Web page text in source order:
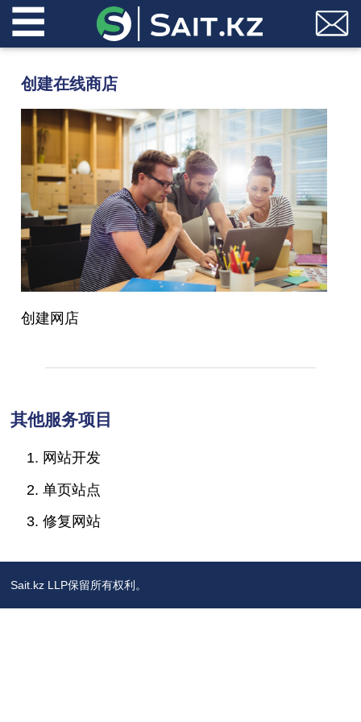
☰
创建在线商店
创建网店
其他服务项目
网站开发
单页站点
修复网站
Sait.kz LLP保留所有权利。